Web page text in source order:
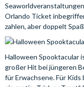
Orlando Ticket
zahlen, aber doppelt
Halloween Spooktacular
großer Hit bei jüngeren
für Erwachsene. Für